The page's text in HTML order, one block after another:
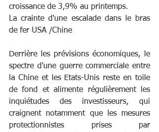
croissance de 3,9% au printemps.
La crainte d'une escalade dans le bras
de fer USA /Chine
Derrière les prévisions économiques, le
spectre d'une guerre commerciale entre
la Chine et les Etats-Unis reste en toile
de fond et alimente régulièrement les
inquiétudes des investisseurs, qui
craignent notamment que les mesures
protectionnistes prises par